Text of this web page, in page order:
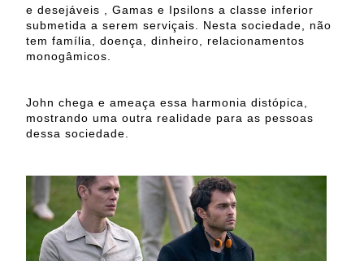
e desejáveis , Gamas e Ipsilons a classe inferior
submetida a serem serviçais. Nesta sociedade, não
tem família, doença, dinheiro, relacionamentos
monogâmicos.
John chega e ameaça essa harmonia distópica,
mostrando uma outra realidade para as pessoas
dessa sociedade.